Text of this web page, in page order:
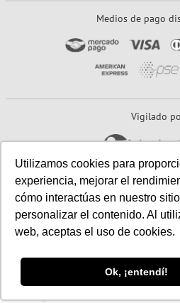
Utilizamos cookies para
experiencia, mejorar el
cómo interactúas en nuestro
personalizar el contenido. Al
web, aceptas el uso de cookies.
Ok, ¡entendí!
☰
Medios de pago
Vigilado
Sitio seguro: Powered